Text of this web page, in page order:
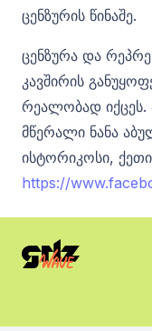
ცენზურის წინაშე.
ცენზურა და
კავშირის
რეალობად იქცეს.
მწერალი ნანა
ისტორიკოსი, ქეთი
https://